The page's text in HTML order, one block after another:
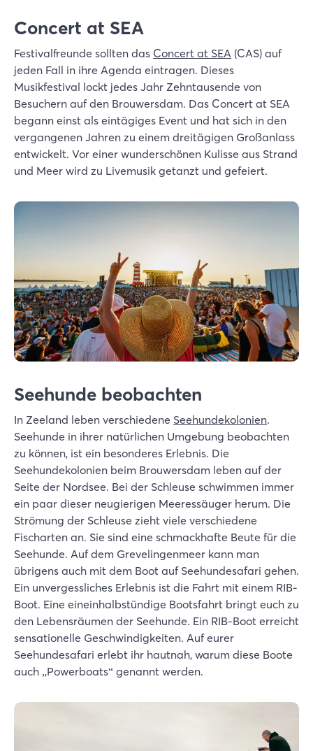
Concert at SEA
Festivalfreunde sollten das Concert at SEA (CAS) auf
jeden Fall in ihre Agenda eintragen. Dieses
Musikfestival lockt jedes Jahr Zehntausende von
Besuchern auf den Brouwersdam. Das Concert at SEA
begann einst als eintägiges Event und hat sich in den
vergangenen Jahren zu einem dreitägigen Großanlass
entwickelt. Vor einer wunderschönen Kulisse aus Strand
und Meer wird zu Livemusik getanzt und gefeiert.
Seehunde beobachten
In Zeeland leben verschiedene Seehundekolonien.
Seehunde in ihrer natürlichen Umgebung beobachten
zu können, ist ein besonderes Erlebnis. Die
Seehundekolonien beim Brouwersdam leben auf der
Seite der Nordsee. Bei der Schleuse schwimmen immer
ein paar dieser neugierigen Meeressäuger herum. Die
Strömung der Schleuse zieht viele verschiedene
Fischarten an. Sie sind eine schmackhafte Beute für die
Seehunde. Auf dem Grevelingenmeer kann man
übrigens auch mit dem Boot auf Seehundesafari gehen.
Ein unvergessliches Erlebnis ist die Fahrt mit einem RIB-
Boot. Eine eineinhalbstündige Bootsfahrt bringt euch zu
den Lebensräumen der Seehunde. Ein RIB-Boot erreicht
sensationelle Geschwindigkeiten. Auf eurer
Seehundesafari erlebt ihr hautnah, warum diese Boote
auch „Powerboats“ genannt werden.